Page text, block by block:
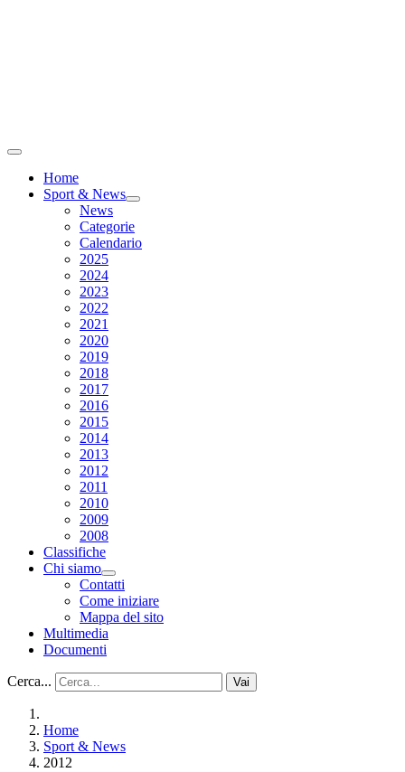
Home
Sport & News
News
Categorie
Calendario
2025
2024
2023
2022
2021
2020
2019
2018
2017
2016
2015
2014
2013
2012
2011
2010
2009
2008
Classifiche
Chi siamo
Contatti
Come iniziare
Mappa del sito
Multimedia
Documenti
Cerca... Vai
Home
Sport & News
2012